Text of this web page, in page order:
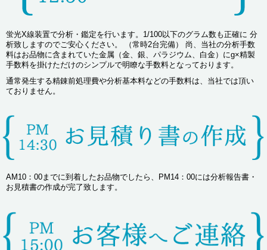
蛍光X線装置で分析・鑑定を行います。1/100以下のグラム数も正確に 分
析致しますのでご安心ください。 （常時2台完備） 尚、当社の分析手数
料はお品物に含まれていた金属（金、銀、パラジウム、白金）にg×精製
手数料を掛けただけのシンプルで明瞭な手数料となっております。
通常発生する精錬前処理費や分析基本料などの手数料は、当社では頂い
ておりません。
AM10：00までに到着したお品物でしたら、PM14：00には分析報告書・
お見積書の作成が完了致します。